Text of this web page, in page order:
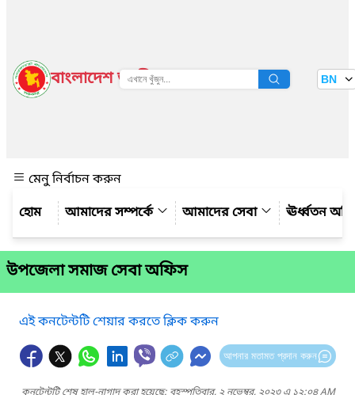
বাংলাদেশ জাতীয় তথ্য বাতায়ন BN
মেনু নির্বাচন করুন
আমাদের সম্পর্কে
আমাদের সেবা ঊর্ধ্বতন
উপজেলা সমাজ সেবা অফিস
এই কনটেন্টটি শেয়ার করতে ক্লিক করুন
আপনার মতামত প্রদান করুন
কনটেন্টটি শেষ হাল-নাগাদ করা হয়েছে: বৃহস্পতিবার, ২ নভেম্বর, ২০২৩ এ ১২:০৪ AM